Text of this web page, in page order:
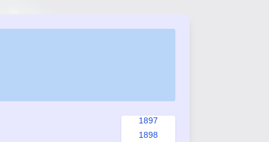
1897
1898